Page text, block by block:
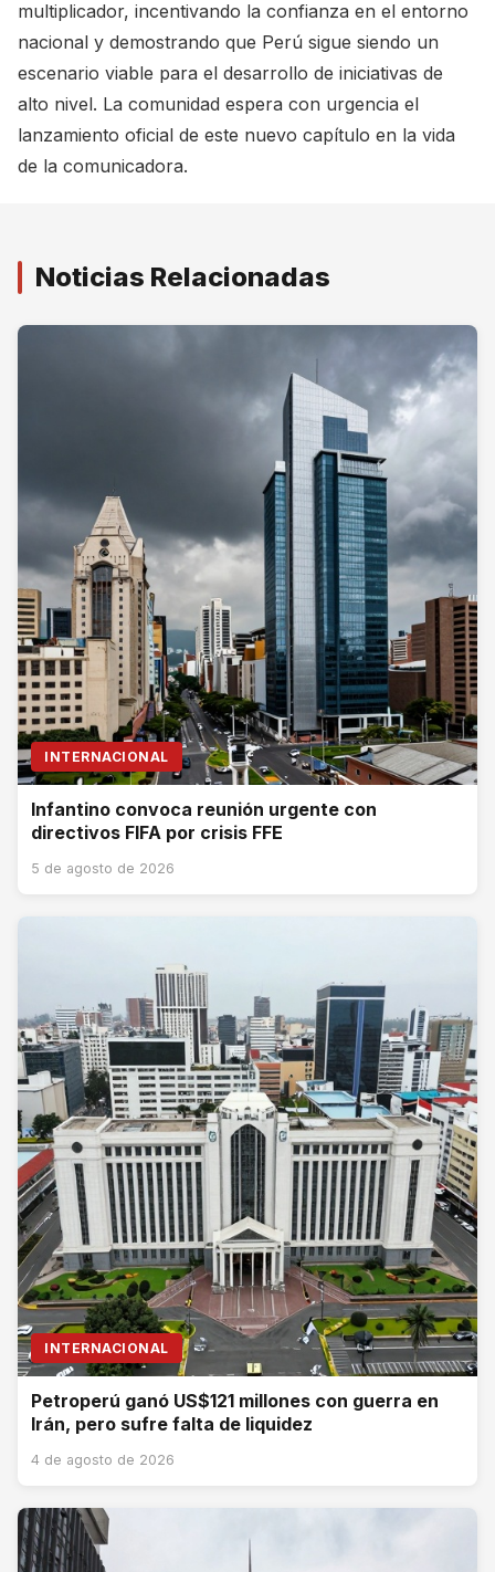
multiplicador, incentivando la confianza en el entorno
nacional y demostrando que Perú sigue siendo un
escenario viable para el desarrollo de iniciativas de
alto nivel. La comunidad espera con urgencia el
lanzamiento oficial de este nuevo capítulo en la vida
de la comunicadora.
Noticias Relacionadas
INTERNACIONAL
Infantino convoca reunión urgente con
directivos FIFA por crisis FFE
5 de agosto de 2026
INTERNACIONAL
Petroperú ganó US$121 millones con guerra en
Irán, pero sufre falta de liquidez
4 de agosto de 2026